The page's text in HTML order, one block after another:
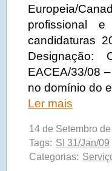
Europeia/
profissional
candidaturas
Designação:
EACEA/33/08
no domínio do
Ler mais
14 de Setembro de
Tags: SI 31/Jan/09
Categorias: